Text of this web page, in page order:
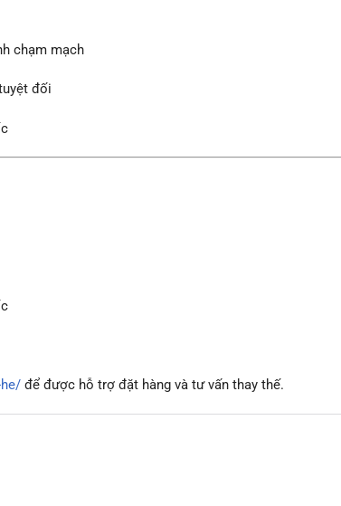
chạm mạch
đối
để được hỗ trợ đặt hàng và tư vấn thay thế.